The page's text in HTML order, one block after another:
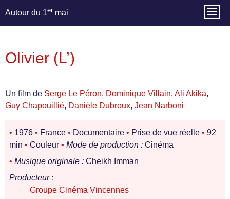
Autour du 1er mai
Olivier (L’)
Un film de Serge Le Péron, Dominique Villain, Ali Akika,
Guy Chapouillié, Danièle Dubroux, Jean Narboni
• 1976 • France • Documentaire • Prise de vue réelle • 92
min • Couleur • Mode de production : Cinéma
• Musique originale : Cheikh Imman
Producteur :
Groupe Cinéma Vincennes